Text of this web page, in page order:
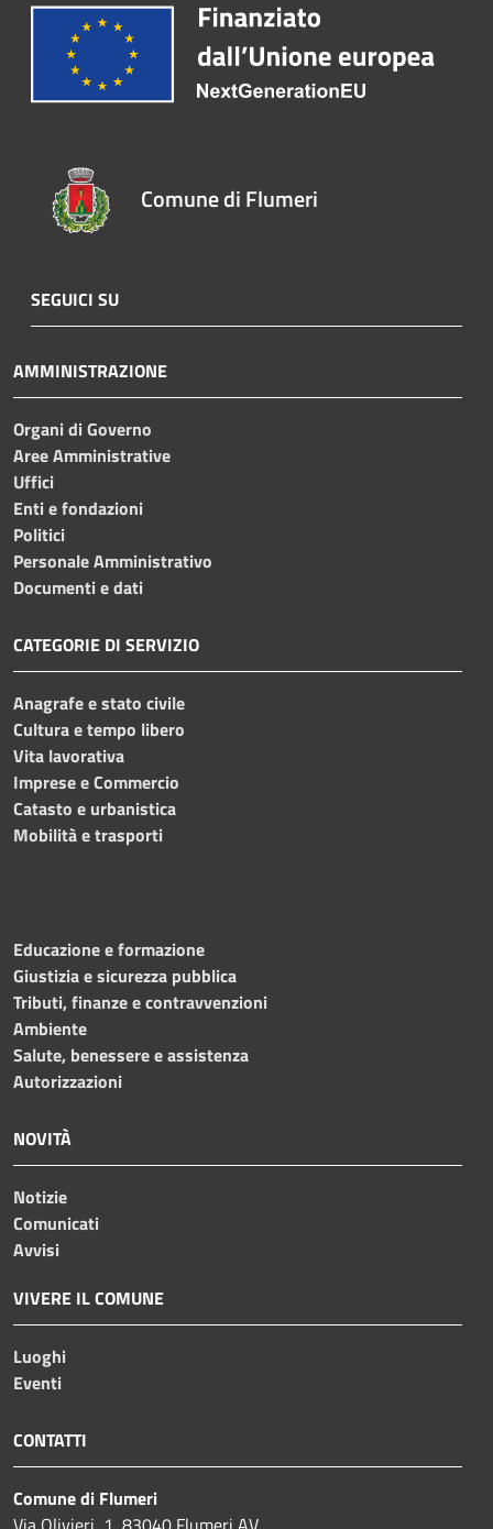
Comune di Flumeri
SEGUICI SU
AMMINISTRAZIONE
Organi di Governo
Aree Amministrative
Uffici
Enti e fondazioni
Politici
Personale Amministrativo
Documenti e dati
CATEGORIE DI SERVIZIO
Anagrafe e stato civile
Cultura e tempo libero
Vita lavorativa
Imprese e Commercio
Catasto e urbanistica
Mobilità e trasporti
Educazione e formazione
Giustizia e sicurezza pubblica
Tributi, finanze e contravvenzioni
Ambiente
Salute, benessere e assistenza
Autorizzazioni
NOVITÀ
Notizie
Comunicati
Avvisi
VIVERE IL COMUNE
Luoghi
Eventi
CONTATTI
Comune di Flumeri